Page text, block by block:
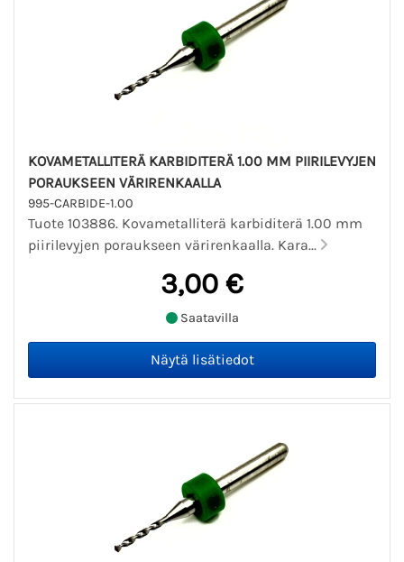
KOVAMETALLITERÄ KARBIDITERÄ 1.00 MM PIIRILEVYJEN
PORAUKSEEN VÄRIRENKAALLA
995-CARBIDE-1.00
Tuote 103886. Kovametalliterä karbiditerä 1.00 mm
piirilevyjen poraukseen värirenkaalla. Kara...
3,00 €
Saatavilla